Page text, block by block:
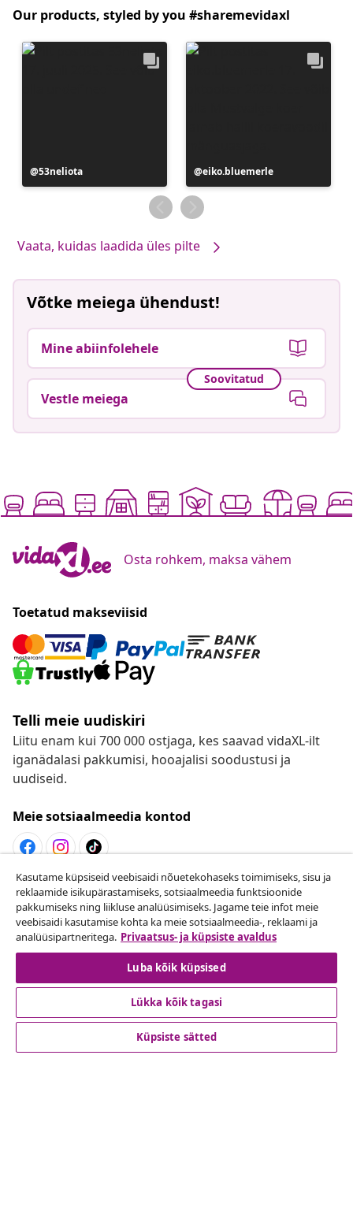
Our products, styled by you #sharemevidaxl
Postitus
avaldatud
53neliota
Postitus
avaldatud
eiko.bluemerle
Vaata, kuidas laadida üles pilte
Võtke meiega ühendust!
Mine abiinfolehele
Soovitatud
Vestle meiega
Osta rohkem, maksa vähem
Toetatud makseviisid
Telli meie uudiskiri
Liitu enam kui 700 000 ostjaga, kes saavad vidaXL-ilt
iganädalasi pakkumisi, hooajalisi soodustusi ja
uudiseid.
Meie sotsiaalmeedia kontod
Lepingust taganemine
Esita oma tellimuse kohta tagastamissoov.
Lepingust taganemine
Klienditeenindus
Kasutame küpsiseid veebisaidi nõuetekohaseks toimimiseks, sisu ja
reklaamide isikupärastamiseks, sotsiaalmeedia funktsioonide
pakkumiseks ning liikluse analüüsimiseks. Jagame teie infot meie
veebisaidi kasutamise kohta ka meie sotsiaalmeedia-, reklaami ja
analüüsipartneritega. Privaatsus- ja küpsiste avaldus
Luba kõik küpsised
Lükka kõik tagasi
Küpsiste sätted